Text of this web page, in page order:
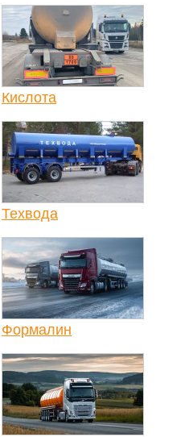
Кислота
Техвода
Формалин